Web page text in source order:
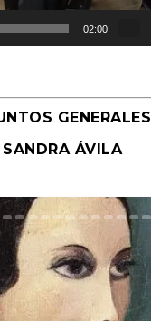
02:00
GENERALES
SANDRA ÁVILA